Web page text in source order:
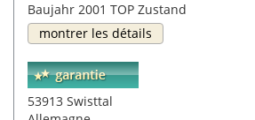
Baujahr 2001 TOP Zustand
montrer les détails
53913 Swisttal